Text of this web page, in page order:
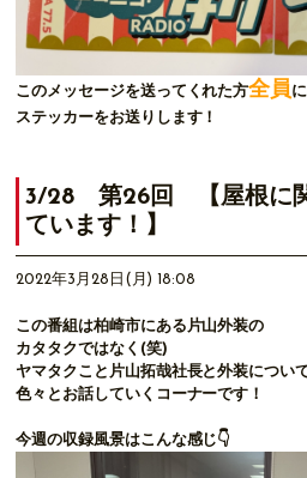
このメッセージを送ってくれた方全員に
ステッカーをお送りします！
3/28 第26回 【屋根に
ています！】
2022年3月28日(月) 18:08
この番組は柏崎市にある片山外装の
カタタクではなく(笑)
ヤマタクこと片山拓哉社長と外装について
色々とお話していくコーナーです！
今週の収録風景はこんな感じ👇